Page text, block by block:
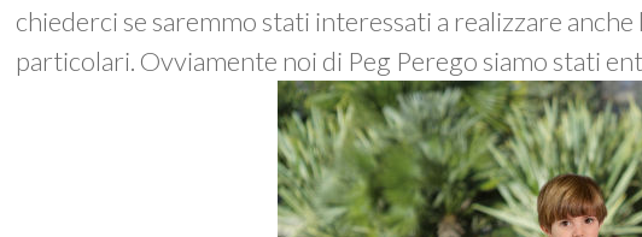
chiederci se saremmo stati interessati a realizzare
particolari. Ovviamente noi di Peg Perego siamo stati